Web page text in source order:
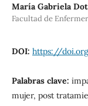
María Gabriela
Facultad de
DOI: https://
Palabras clave:
mujer, post